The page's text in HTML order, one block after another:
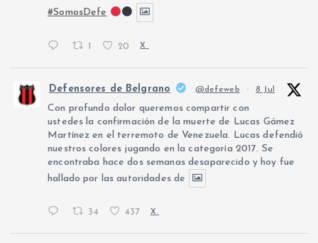
#SomosDefe
1 20 X
Defensores de Belgrano @defeweb · 8 Jul
Con profundo dolor queremos compartir con
ustedes la confirmación de la muerte de Lucas Gámez
Martínez en el terremoto de Venezuela. Lucas defendió
nuestros colores jugando en la categoría 2017. Se
encontraba hace dos semanas desaparecido y hoy fue
hallado por las autoridades de
34 437 X